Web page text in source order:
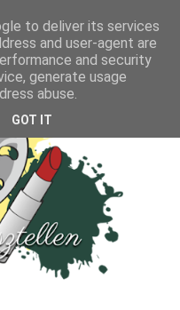
to deliver its services
and user-agent are
and security
generate usage
abuse.
GOT IT